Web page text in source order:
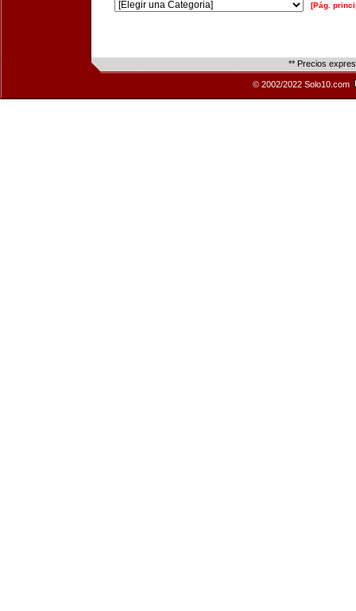
[Pág.
** Precios
© 2002/2022 Solo10.com